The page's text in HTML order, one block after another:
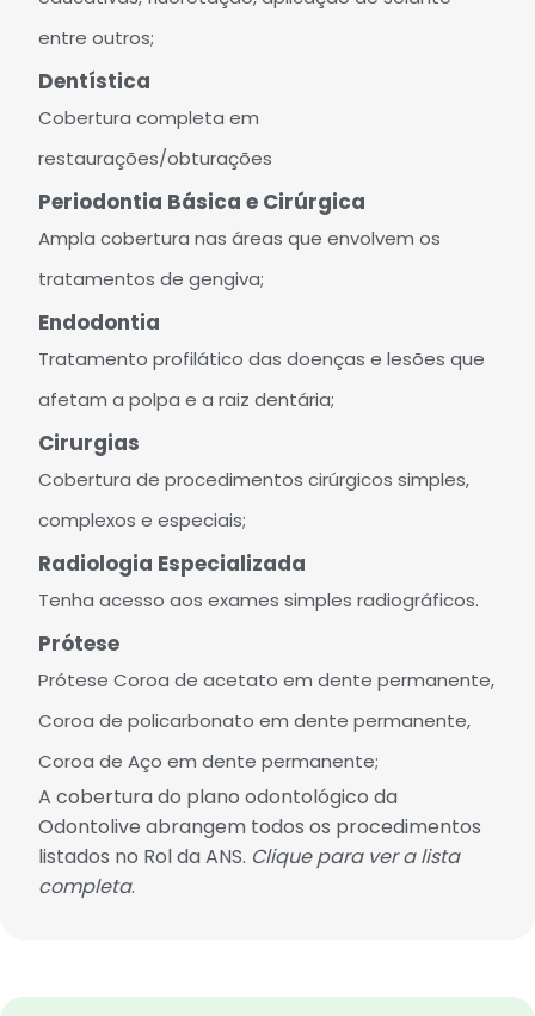
entre outros;
Dentística
Cobertura completa em
restaurações/obturações
Periodontia Básica e Cirúrgica
Ampla cobertura nas áreas que envolvem os
tratamentos de gengiva;
Endodontia
Tratamento profilático das doenças e lesões que
afetam a polpa e a raiz dentária;
Cirurgias
Cobertura de procedimentos cirúrgicos simples,
complexos e especiais;
Radiologia Especializada
Tenha acesso aos exames simples radiográficos.
Prótese
Prótese Coroa de acetato em dente permanente,
Coroa de policarbonato em dente permanente,
Coroa de Aço em dente permanente;
A cobertura do plano odontológico da
Odontolive abrangem todos os procedimentos
listados no Rol da ANS. Clique para ver a lista
completa.